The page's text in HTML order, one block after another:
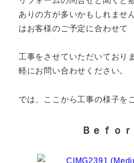
ありの方が多いかもしれませ
はお客様のご予定に合わせて
工事をさせていただいており
軽にお問い合わせください。
では、ここから工事の様子を
Ｂｅｆｏｒ